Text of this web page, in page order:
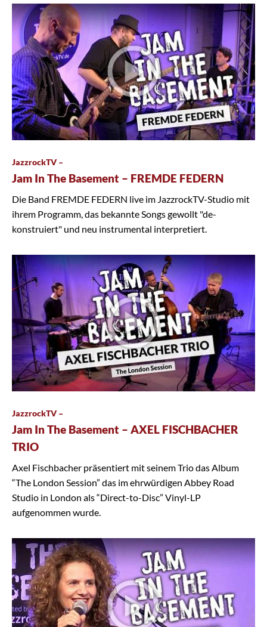
JazzrockTV –
Jam In The Basement – FREMDE FEDERN
Die Band FREMDE FEDERN live im JazzrockTV-Studio mit
ihrem Programm, das bekannte Songs gewollt "de-
konstruiert" und neu instrumental interpretiert.
JazzrockTV –
Jam In The Basement – AXEL FISCHBACHER
TRIO
Axel Fischbacher präsentiert mit seinem Trio das Album
“The London Session” das im ehrwürdigen Abbey Road
Studio in London als “Direct-to-Disc” Vinyl-LP
aufgenommen wurde.